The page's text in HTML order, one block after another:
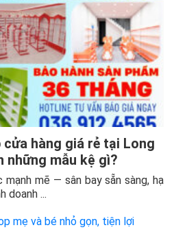
hàng giá rẻ tại Long
những mẫu kệ gì?
mẽ — sân bay sẵn sàng, hạ
doanh ...